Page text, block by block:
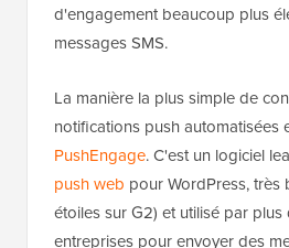
d'engagement beaucoup plus
messages SMS.
La manière la plus simple de
notifications push automatisées
PushEngage. C'est un logiciel
push web pour WordPress, très
étoiles sur G2) et utilisé par
entreprises pour envoyer des